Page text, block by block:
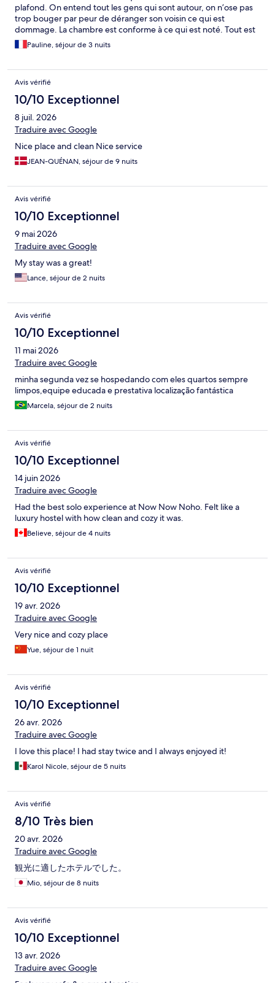
plafond. On entend tout les gens qui sont autour, on n’ose pas
trop bouger par peur de déranger son voisin ce qui est
dommage. La chambre est conforme à ce qui est noté. Tout est
payant en plus de séjour si vous avez besoin, même les casiers
pour déposer son sac le temps de partir pour l’aéroport. Pour le
bien situé!
Pauline, séjour de 3 nuits
Avis vérifié
10/10 Exceptionnel
8 juil. 2026
Traduire avec Google
Nice place and clean Nice service
JEAN-QUÉNAN, séjour de 9 nuits
Avis vérifié
10/10 Exceptionnel
9 mai 2026
Traduire avec Google
My stay was a great!
Lance, séjour de 2 nuits
Avis vérifié
10/10 Exceptionnel
11 mai 2026
Traduire avec Google
minha segunda vez se hospedando com eles quartos sempre
limpos,equipe educada e prestativa localização fantástica
Marcela, séjour de 2 nuits
Avis vérifié
10/10 Exceptionnel
14 juin 2026
Traduire avec Google
Had the best solo experience at Now Now Noho. Felt like a
luxury hostel with how clean and cozy it was.
Believe, séjour de 4 nuits
Avis vérifié
10/10 Exceptionnel
19 avr. 2026
Traduire avec Google
Very nice and cozy place
Yue, séjour de 1 nuit
Avis vérifié
10/10 Exceptionnel
26 avr. 2026
Traduire avec Google
I love this place! I had stay twice and I always enjoyed it!
Karol Nicole, séjour de 5 nuits
Avis vérifié
8/10 Très bien
20 avr. 2026
Traduire avec Google
観光に適したホテルでした。
Mio, séjour de 8 nuits
Avis vérifié
10/10 Exceptionnel
13 avr. 2026
Traduire avec Google